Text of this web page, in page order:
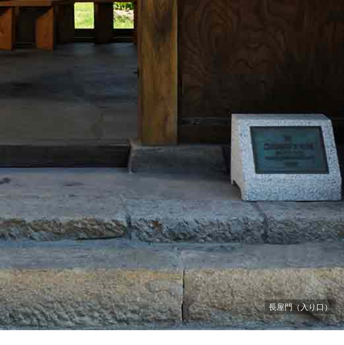
長屋門（入り口）